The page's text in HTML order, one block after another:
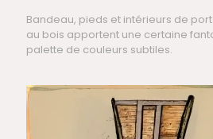
Bandeau, pieds et intérieurs de
au bois apportent une certaine
palette de couleurs subtiles.